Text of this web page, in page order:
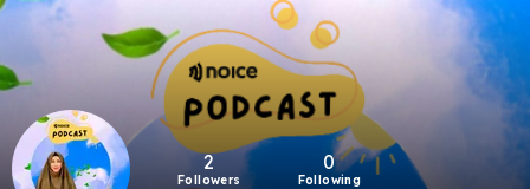
2
Followers
0
Following